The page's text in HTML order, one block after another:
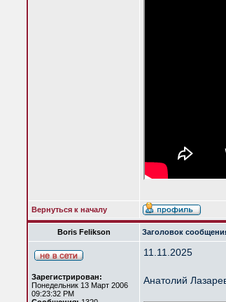
Вернуться к началу
Boris Felikson Заголовок
Зарегистрирован:
Понедельник 13 Март 2006
09:23:32 PM
11.11.2025
Анатолий